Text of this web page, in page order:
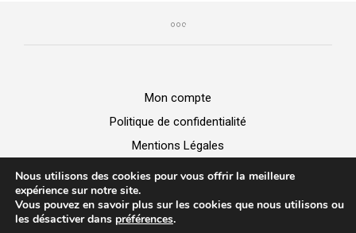
Mon compte
Politique de confidentialité
Mentions Légales
BUZZ MICRO -Vente de matériel |Dépannage Informatique|
Création de site web
Nous utilisons des cookies pour vous offrir la meilleure
expérience sur notre site.
Vous pouvez en savoir plus sur les cookies que nous utilisons ou
les désactiver dans préférences.